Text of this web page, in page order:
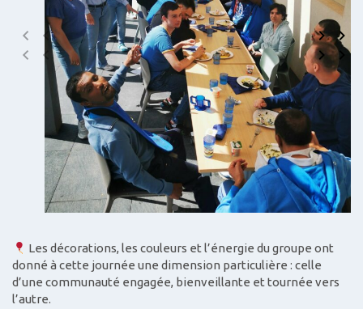
Les décorations, les couleurs et l’énergie du groupe ont
donné à cette journée une dimension particulière : celle
d’une communauté engagée, bienveillante et tournée vers
l’autre.